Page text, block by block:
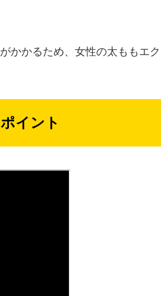
かかるため、女性の太ももエク
イント